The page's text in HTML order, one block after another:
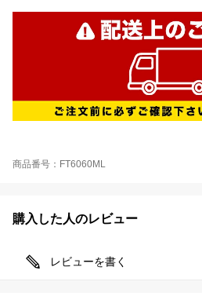
商品番号：FT6060ML
購入した人のレビュー
レビューを書く